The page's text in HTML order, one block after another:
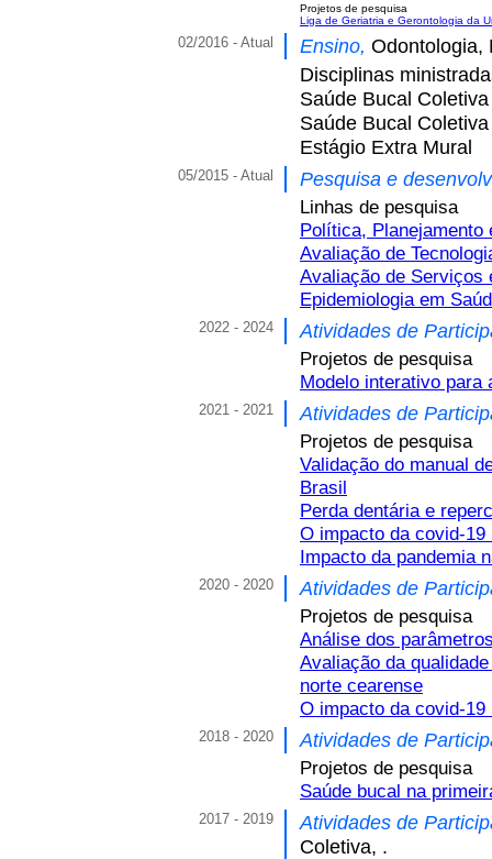
Projetos de pesquisa
Liga de Geriatria e Gerontologia da
02/2016 - Atual Ensino, Odontologia,
Disciplinas
Saúde Bucal
Saúde Bucal
Estágio Extra Mural
05/2015 - Atual Pesquisa e
Linhas de pesquisa
Política, Planejamento
Avaliação de
Avaliação de Serviços
Epidemiologia em
2022 - 2024 Atividades de
Projetos de pesquisa
Modelo interativo para
2021 - 2021 Atividades de
Projetos de pesquisa
Validação do manual
Brasil
Perda dentária e
O impacto da covid-
Impacto da pandemia
2020 - 2020 Atividades de
Projetos de pesquisa
Análise dos
Avaliação da
norte cearense
O impacto da covid-
2018 - 2020 Atividades de
Projetos de pesquisa
Saúde bucal na
2017 - 2019
Atividades de
Coletiva, .